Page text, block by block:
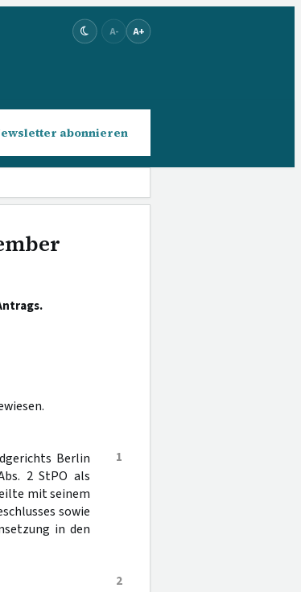
A- A+
abonnieren
1
Berlin
2 StPO als
mit seinem
sowie
in den
2